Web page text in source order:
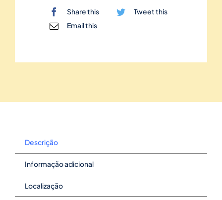
quantidade
Share this
Tweet this
Email this
Descrição
Informação adicional
Localização